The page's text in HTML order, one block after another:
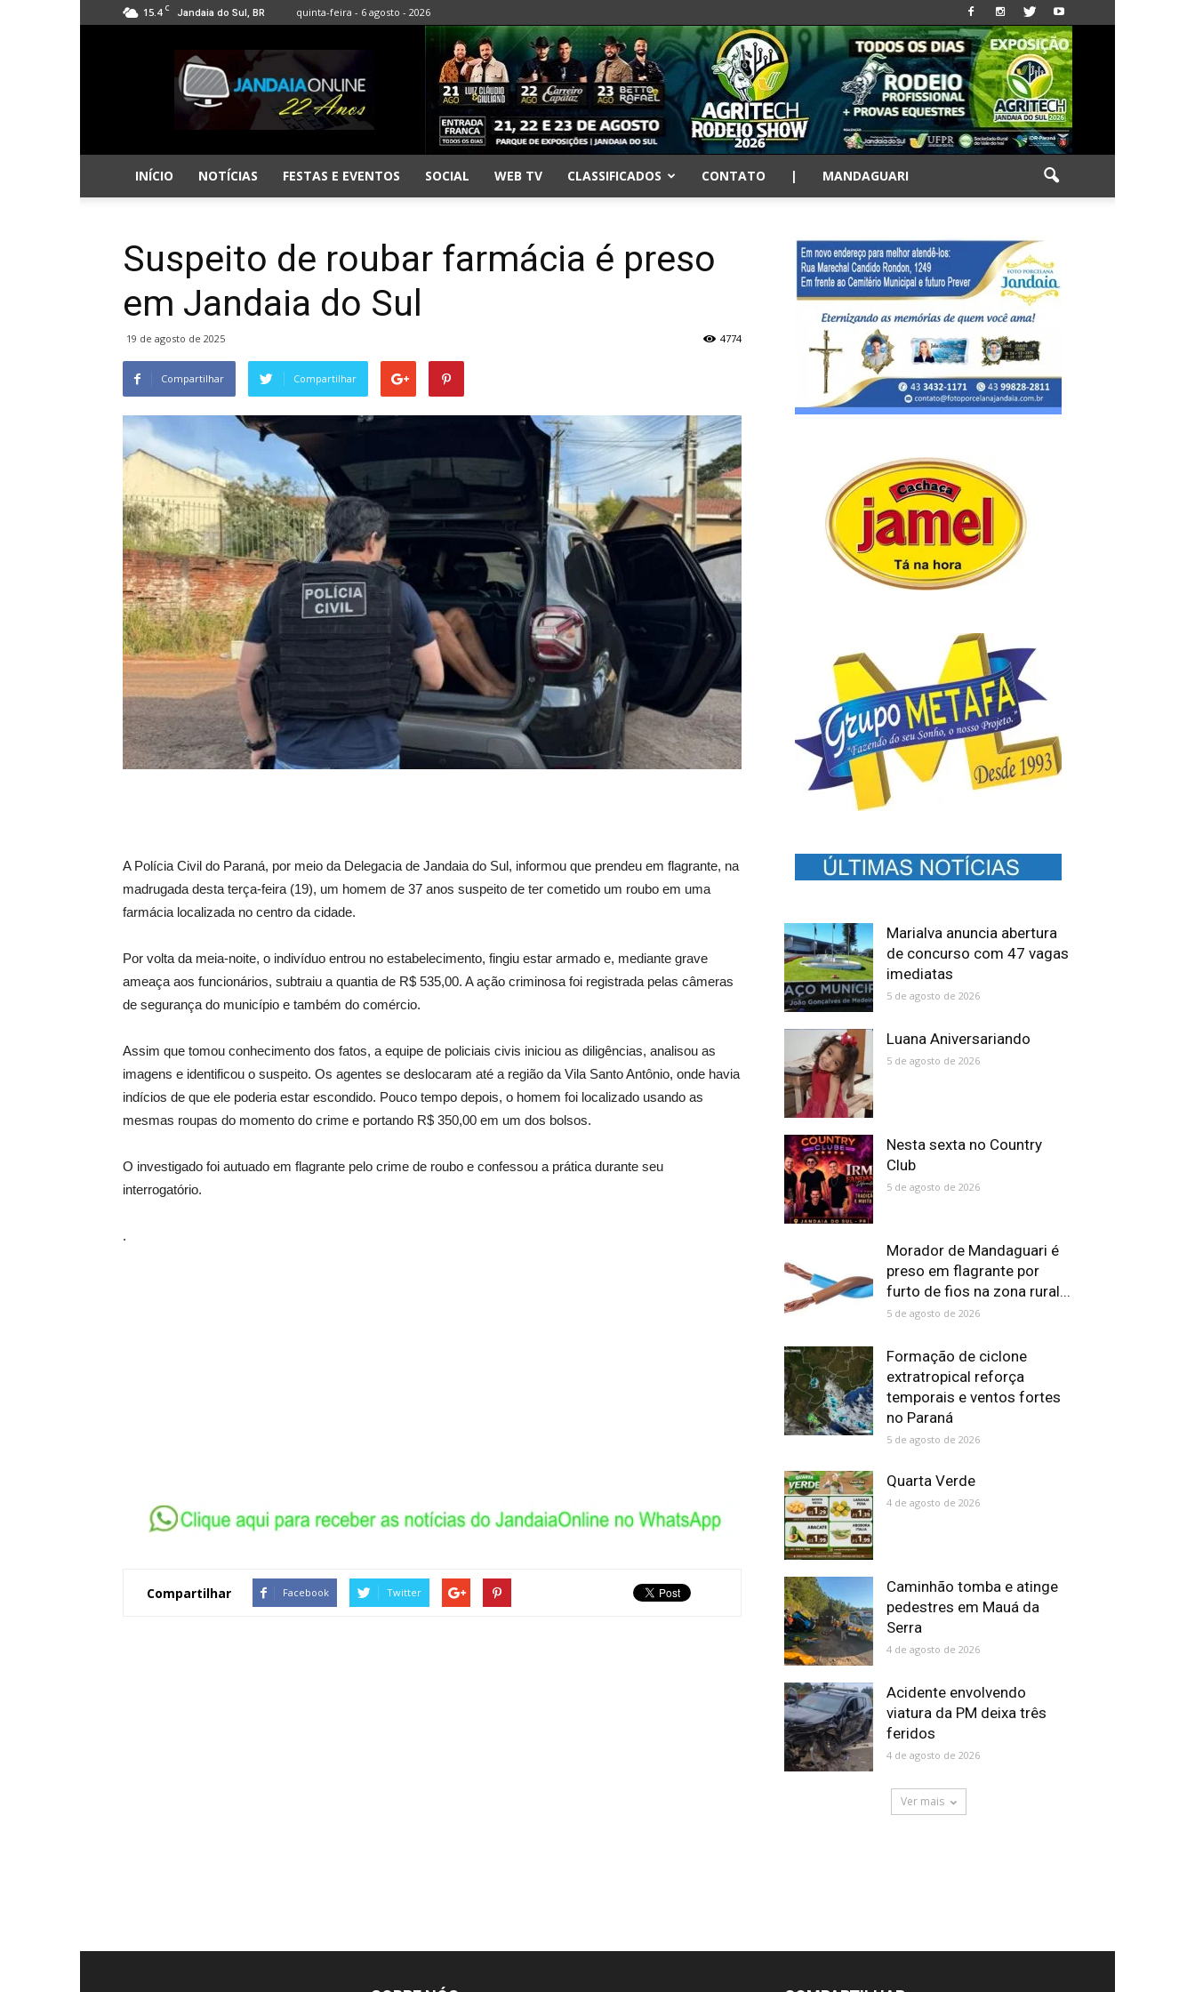
15.4 C Jandaia do Sul, BR quinta-feira - 6 agosto - 2026
Jandaia
Online
INÍCIO NOTÍCIAS FESTAS E EVENTOS SOCIAL WEB TV CLASSIFICADOS CONTATO | MANDAGUARI
Suspeito de roubar farmácia é preso
em Jandaia do Sul
19 de agosto de 2025 4774
Compartilhar Compartilhar
A Polícia Civil do Paraná, por meio da Delegacia de Jandaia do Sul, informou que prendeu em flagrante, na
madrugada desta terça-feira (19), um homem de 37 anos suspeito de ter cometido um roubo em uma
farmácia localizada no centro da cidade.
Por volta da meia-noite, o indivíduo entrou no estabelecimento, fingiu estar armado e, mediante grave
ameaça aos funcionários, subtraiu a quantia de R$ 535,00. A ação criminosa foi registrada pelas câmeras
de segurança do município e também do comércio.
Assim que tomou conhecimento dos fatos, a equipe de policiais civis iniciou as diligências, analisou as
imagens e identificou o suspeito. Os agentes se deslocaram até a região da Vila Santo Antônio, onde havia
indícios de que ele poderia estar escondido. Pouco tempo depois, o homem foi localizado usando as
mesmas roupas do momento do crime e portando R$ 350,00 em um dos bolsos.
O investigado foi autuado em flagrante pelo crime de roubo e confessou a prática durante seu
interrogatório.
.
Compartilhar Facebook Twitter
Marialva anuncia abertura
de concurso com 47 vagas
imediatas
5 de agosto de 2026
Luana Aniversariando
5 de agosto de 2026
Nesta sexta no Country
Club
5 de agosto de 2026
Morador de Mandaguari é
preso em flagrante por
furto de fios na zona rural...
5 de agosto de 2026
Formação de ciclone
extratropical reforça
temporais e ventos fortes
no Paraná
5 de agosto de 2026
Quarta Verde
4 de agosto de 2026
Caminhão tomba e atinge
pedestres em Mauá da
Serra
4 de agosto de 2026
Acidente envolvendo
viatura da PM deixa três
feridos
4 de agosto de 2026
Ver mais